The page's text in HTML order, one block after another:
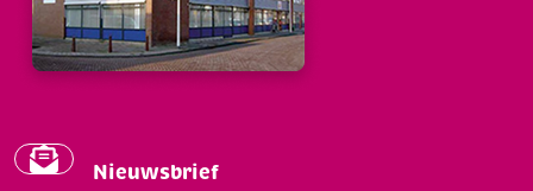
Nieuwsbrief